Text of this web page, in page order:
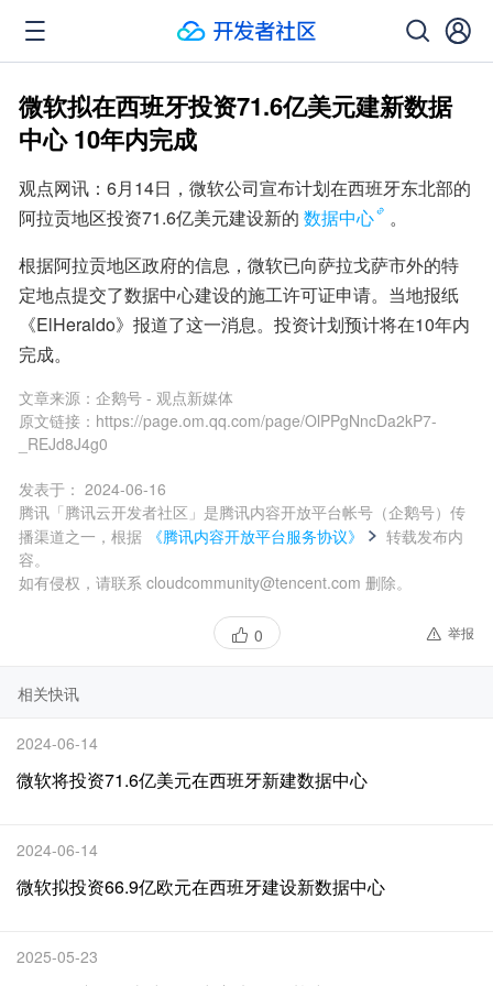
微软拟在西班牙投资71.6亿美元建新数据
中心 10年内完成
观点网讯：6月14日，微软公司宣布计划在西班牙东北部的
阿拉贡地区投资71.6亿美元建设新的 数据中心
。
根据阿拉贡地区政府的信息，微软已向萨拉戈萨市外的特
定地点提交了数据中心建设的施工许可证申请。当地报纸
《ElHeraldo》报道了这一消息。投资计划预计将在10年内
完成。
文章来源： 企鹅号 - 观点新媒体
原文链接： https://page.om.qq.com/page/OlPPgNncDa2kP7-
_REJd8J4g0
发表于： 2024-06-16
腾讯「腾讯云开发者社区」是腾讯内容开放平台帐号（企鹅号）传
播渠道之一，根据
《腾讯内容开放平台服务协议》
转载发布内
容。
如有侵权，请联系 cloudcommunity@tencent.com 删除。
0 举报
相关快讯
2024-06-14
微软将投资71.6亿美元在西班牙新建数据中心
2024-06-14
微软拟投资66.9亿欧元在西班牙建设新数据中心
2025-05-23